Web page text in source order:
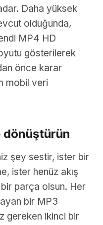
Daha yüksek
olduğunda,
MP4 HD
gösterilerek
önce karar
mobil veri
dönüştürün
şey sestir, ister bir
ister henüz akış
bir parça olsun. Her
bir MP3
gereken ikinci bir